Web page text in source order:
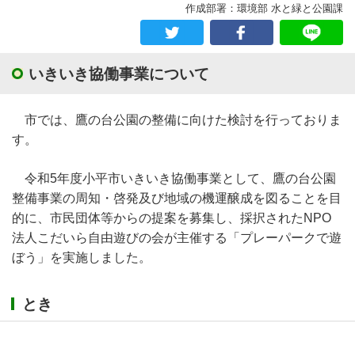
作成部署：環境部 水と緑と公園課
いきいき協働事業について
市では、鷹の台公園の整備に向けた検討を行っておりま
す。
令和5年度小平市いきいき協働事業として、鷹の台公園
整備事業の周知・啓発及び地域の機運醸成を図ることを目
的に、市民団体等からの提案を募集し、採択されたNPO
法人こだいら自由遊びの会が主催する「プレーパークで遊
ぼう」を実施しました。
とき